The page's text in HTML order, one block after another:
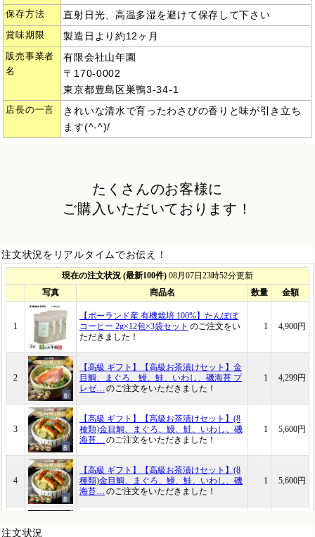
保存方法 直射日光、高温多湿を避けて保存して下さい
賞味期限 製造日より約12ヶ月
販売事業者
名
有限会社山年園
〒170-0002
東京都豊島区巣鴨3-34-1
店長の一言
きれいな清水で育ったわさびの香りと味が引き立ち
ます(^-^)/
たくさんのお客様に
ご購入いただいております！
注文状況をリアルタイムでお伝え！
注文状況